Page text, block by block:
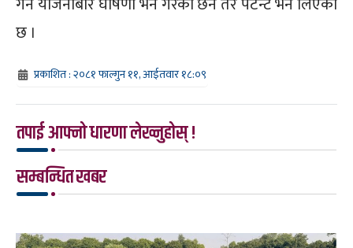
छ ।
प्रकाशित : २०८१ फाल्गुन ११, आईतवार १८:०९
तपाई आफ्नो धारणा लेख्नुहोस् !
सम्बन्धित खबर